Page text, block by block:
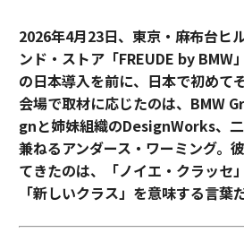
2026年4月23日、東京・麻布台ヒ
ンド・ストア「FREUDE by BMW
の日本導入を前に、日本で初めて
会場で取材に応じたのは、BMW
gnと姉妹組織のDesignWorks、
兼ねるアンダース・ワーミング。
てきたのは、「ノイエ・クラッセ
「新しいクラス」を意味する言葉